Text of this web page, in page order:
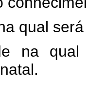
qual
na